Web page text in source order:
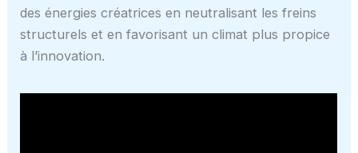
des énergies créatrices en neutralisant les freins
structurels et en favorisant un climat plus propice
à l’innovation.